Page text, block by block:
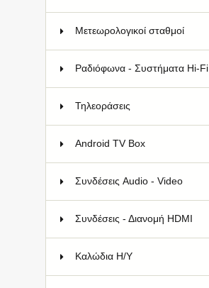
Μετεωρολογικοί σταθμοί
Ραδιόφωνα - Συστήματα Hi-Fi
Τηλεοράσεις
Android TV Box
Συνδέσεις Audio - Video
Συνδέσεις - Διανομή HDMI
Καλώδια Η/Υ